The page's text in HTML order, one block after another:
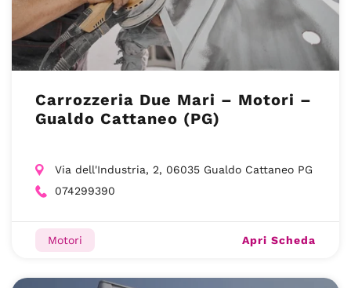
Carrozzeria Due Mari – Motori –
Gualdo Cattaneo (PG)
Via dell'Industria, 2, 06035 Gualdo Cattaneo PG
074299390
Motori Apri Scheda